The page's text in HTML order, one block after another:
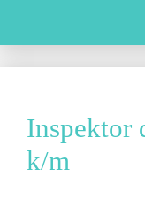
Inspektor
k/m